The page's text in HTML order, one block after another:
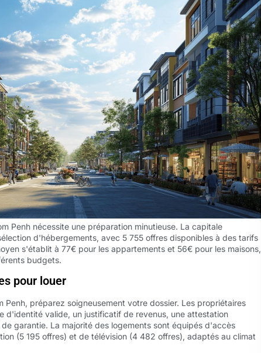
Penh nécessite une préparation minutieuse. La capitale
d'hébergements, avec 5 755 offres disponibles à des tarifs
s'établit à 77€ pour les appartements et 56€ pour les maisons,
budgets.
pour louer
Penh, préparez soigneusement votre dossier. Les propriétaires
d'identité valide, un justificatif de revenus, une attestation
garantie. La majorité des logements sont équipés d'accès
(5 195 offres) et de télévision (4 482 offres), adaptés au climat